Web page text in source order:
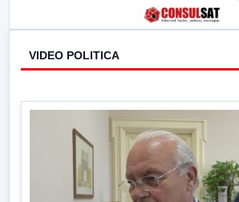
VIDEO POLITICA